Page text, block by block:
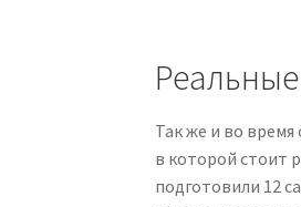
Так же и во
в которой стоит
подготовили 12